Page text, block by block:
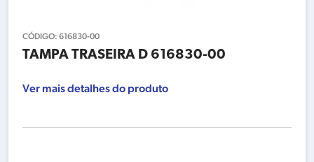
CÓDIGO: 616830-00
TAMPA TRASEIRA D 616830-00
Ver mais detalhes do produto